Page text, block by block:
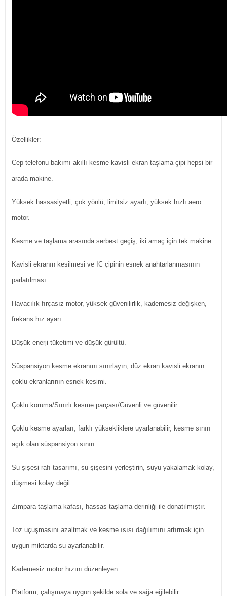
Özellikler:
Cep telefonu bakımı akıllı kesme kavisli ekran taşlama çipi hepsi bir
arada makine.
Yüksek hassasiyetli, çok yönlü, limitsiz ayarlı, yüksek hızlı aero
motor.
Kesme ve taşlama arasında serbest geçiş, iki amaç için tek makine.
Kavisli ekranın kesilmesi ve IC çipinin esnek anahtarlanmasının
parlatılması.
Havacılık fırçasız motor, yüksek güvenilirlik, kademesiz değişken,
frekans hız ayarı.
Düşük enerji tüketimi ve düşük gürültü.
Süspansiyon kesme ekranını sınırlayın, düz ekran kavisli ekranın
çoklu ekranlarının esnek kesimi.
Çoklu koruma/Sınırlı kesme parçası/Güvenli ve güvenilir.
Çoklu kesme ayarları, farklı yüksekliklere uyarlanabilir, kesme sınırı
açık olan süspansiyon sınırı.
Su şişesi rafı tasarımı, su şişesini yerleştirin, suyu yakalamak kolay,
düşmesi kolay değil.
Zımpara taşlama kafası, hassas taşlama derinliği ile donatılmıştır.
Toz uçuşmasını azaltmak ve kesme ısısı dağılımını artırmak için
uygun miktarda su ayarlanabilir.
Kademesiz motor hızını düzenleyen.
Platform, çalışmaya uygun şekilde sola ve sağa eğilebilir.